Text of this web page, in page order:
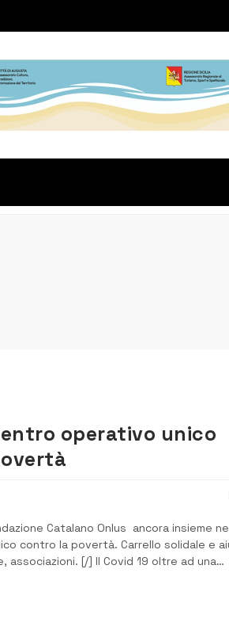
operativo unico
Catalano Onlus ancora insieme
contro la povertà. Carrello solidale e
associazioni. [/] Il Covid 19 oltre ad una
ne ha minato la stabilità economica,